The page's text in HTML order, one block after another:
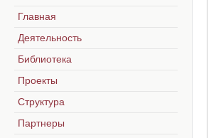
Главная
Деятельность
Библиотека
Проекты
Структура
Партнеры